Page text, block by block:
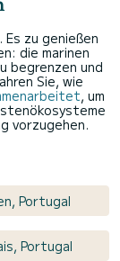
zu genießen
die marinen
begrenzen und
Sie, wie
, um
vorzugehen.
Portugal
Portugal